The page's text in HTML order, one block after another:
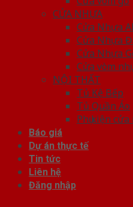
CỬA NHỰA
Cửa Nhựa
Cửa Nhựa
Cửa Nhựa
Cửa vòm
NỘI THẤT
Tủ Kệ Bếp
Tủ Quần Áo
Phụ kiện
Báo giá
Dự án thực tế
Tin tức
Liên hệ
Đăng nhập